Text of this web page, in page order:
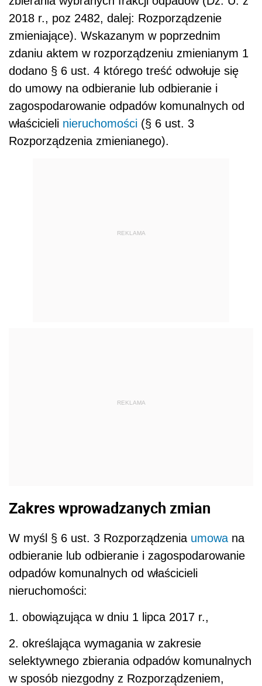
2018 r., poz 2482, dalej: Rozporządzenie
zmieniające). Wskazanym w poprzednim
zdaniu aktem w rozporządzeniu zmienianym 1
dodano § 6 ust. 4 którego treść odwołuje się
do umowy na odbieranie lub odbieranie i
zagospodarowanie odpadów komunalnych od
właścicieli nieruchomości (§ 6 ust. 3
Rozporządzenia zmienianego).
REKLAMA
REKLAMA
Zakres wprowadzanych zmian
W myśl § 6 ust. 3 Rozporządzenia umowa na
odbieranie lub odbieranie i zagospodarowanie
odpadów komunalnych od właścicieli
nieruchomości:
1. obowiązująca w dniu 1 lipca 2017 r.,
2. określająca wymagania w zakresie
selektywnego zbierania odpadów komunalnych
w sposób niezgodny z Rozporządzeniem,